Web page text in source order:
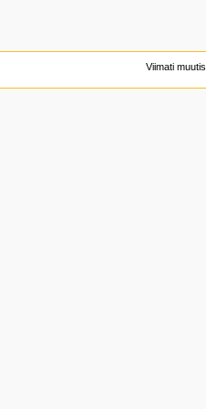
Viimati muutis